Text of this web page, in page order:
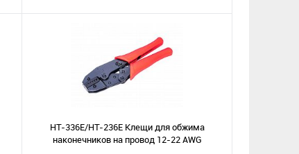
В корзину
Сравнение
HT-336E/HT-236E Клещи для обжима
наконечников на провод 12-22 АWG